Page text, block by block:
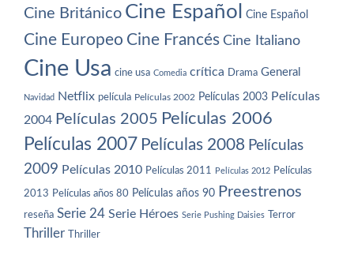
Cine Británico Cine Español Cine Español
Cine Europeo Cine Francés Cine Italiano
Cine Usa cine usa Comedia crítica Drama General
Navidad Netflix película Películas 2002 Películas 2003 Películas
2004 Películas 2005 Películas 2006
Películas 2007 Películas 2008 Películas
2009 Películas 2010 Películas 2011 Películas 2012 Películas
2013 Películas años 80 Películas años 90 Preestrenos
reseña Serie 24 Serie Héroes Serie Pushing Daisies Terror
Thriller Thriller